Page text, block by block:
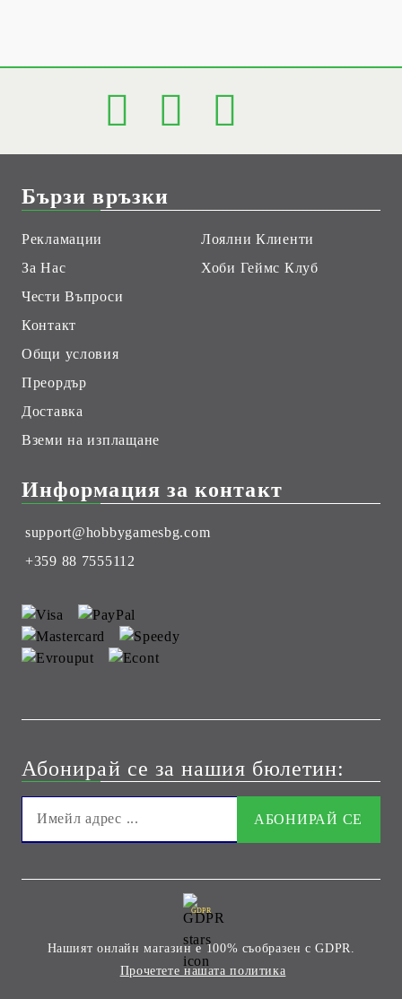
Бързи връзки
Рекламации
За Нас
Чести Въпроси
Контакт
Общи условия
Преордър
Доставка
Вземи на изплащане
Лоялни Клиенти
Хоби Геймс Клуб
Информация за контакт
support@hobbygamesbg.com
+359 88 7555112
Абонирай се за нашия бюлетин:
GDPR
Нашият онлайн магазин е 100% съобразен с GDPR.
Прочетете нашата политика